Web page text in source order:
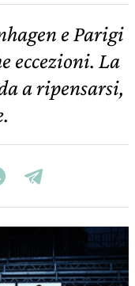
e Parigi
eccezioni. La
a ripensarsi,